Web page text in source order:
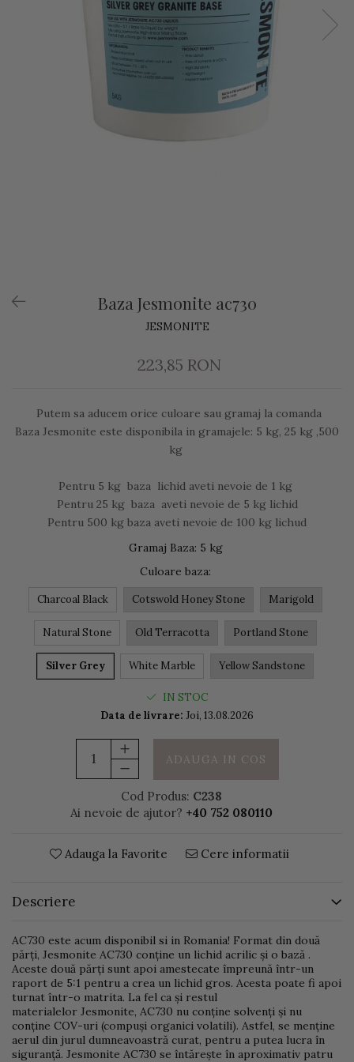
Baza Jesmonite ac730
JESMONITE
223,85 RON
Putem sa aducem orice culoare sau gramaj la comanda
Baza Jesmonite este disponibila in gramajele: 5 kg, 25 kg ,500
kg
Pentru 5 kg baza lichid aveti nevoie de 1 kg
Pentru 25 kg baza aveti nevoie de 5 kg lichid
Pentru 500 kg baza aveti nevoie de 100 kg lichud
Gramaj Baza: 5 kg
Culoare baza:
Charcoal Black Cotswold Honey Stone Marigold
Natural Stone Old Terracotta Portland Stone
Silver Grey White Marble Yellow Sandstone
IN STOC
Data de livrare: Joi, 13.08.2026
ADAUGA IN COS
Cod Produs: C238
Ai nevoie de ajutor? +40 752 080110
Adauga la Favorite Cere informatii
Descriere
AC730 este acum disponibil si in Romania! Format din două
părți, Jesmonite AC730 conține un lichid acrilic și o bază .
Aceste două părți sunt apoi amestecate împreună într-un
raport de 5:1 pentru a crea un lichid gros. Acesta poate fi apoi
turnat într-o matrita. La fel ca și restul
materialelor Jesmonite, AC730 nu conține solvenți și nu
conține COV-uri (compuși organici volatili). Astfel, se menține
aerul din jurul dumneavoastră curat, pentru a putea lucra în
siguranță. Jesmonite AC730 se întărește în aproximativ patru